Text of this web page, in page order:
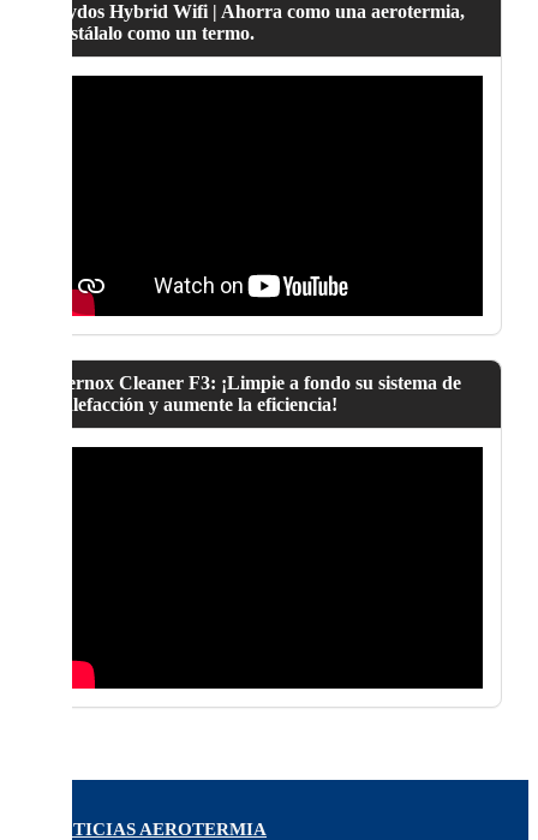
Lydos Hybrid Wifi | Ahorra como una aerotermia,
instálalo como un termo.
Fernox Cleaner F3: ¡Limpie a fondo su sistema de
calefacción y aumente la eficiencia!
NOTICIAS AEROTERMIA